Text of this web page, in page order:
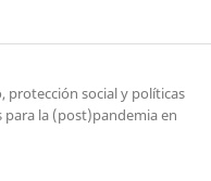
protección social y políticas
para la (post)pandemia en